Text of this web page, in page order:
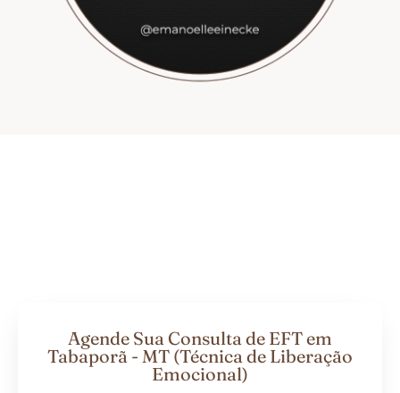
Agende Sua Consulta de EFT em
Tabaporã - MT (Técnica de Liberação
Emocional)